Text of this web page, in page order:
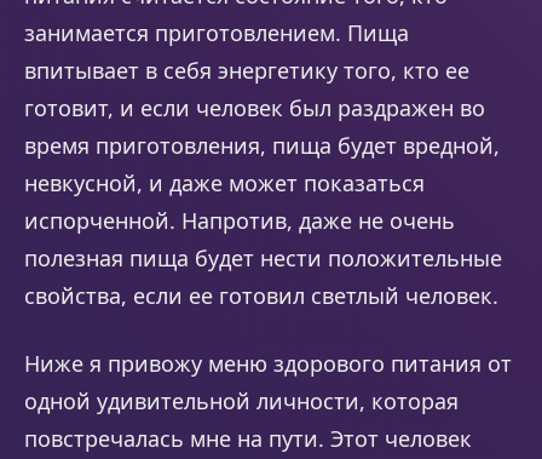
занимается приготовлением. Пища
впитывает в себя энергетику того, кто ее
готовит, и если человек был раздражен во
время приготовления, пища будет вредной,
невкусной, и даже может показаться
испорченной. Напротив, даже не очень
полезная пища будет нести положительные
свойства, если ее готовил светлый человек.
Ниже я привожу меню здорового питания от
одной удивительной личности, которая
повстречалась мне на пути. Этот человек